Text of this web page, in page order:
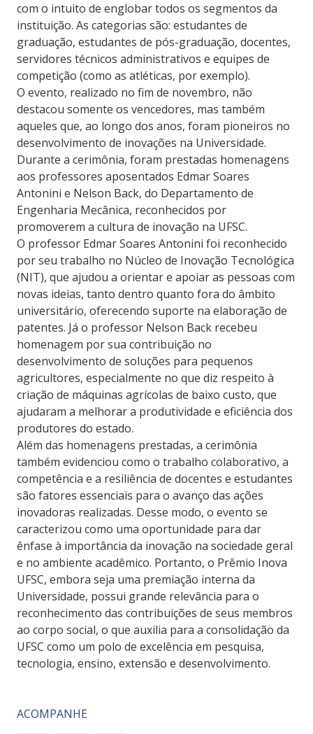
com o intuito de englobar todos os segmentos da
instituição. As categorias são: estudantes de
graduação, estudantes de pós-graduação, docentes,
servidores técnicos administrativos e equipes de
competição (como as atléticas, por exemplo).
O evento, realizado no fim de novembro, não
destacou somente os vencedores, mas também
aqueles que, ao longo dos anos, foram pioneiros no
desenvolvimento de inovações na Universidade.
Durante a cerimônia, foram prestadas homenagens
aos professores aposentados Edmar Soares
Antonini e Nelson Back, do Departamento de
Engenharia Mecânica, reconhecidos por
promoverem a cultura de inovação na UFSC.
O professor Edmar Soares Antonini foi reconhecido
por seu trabalho no Núcleo de Inovação Tecnológica
(NIT), que ajudou a orientar e apoiar as pessoas com
novas ideias, tanto dentro quanto fora do âmbito
universitário, oferecendo suporte na elaboração de
patentes. Já o professor Nelson Back recebeu
homenagem por sua contribuição no
desenvolvimento de soluções para pequenos
agricultores, especialmente no que diz respeito à
criação de máquinas agrícolas de baixo custo, que
ajudaram a melhorar a produtividade e eficiência dos
produtores do estado.
Além das homenagens prestadas, a cerimônia
também evidenciou como o trabalho colaborativo, a
competência e a resiliência de docentes e estudantes
são fatores essenciais para o avanço das ações
inovadoras realizadas. Desse modo, o evento se
caracterizou como uma oportunidade para dar
ênfase à importância da inovação na sociedade geral
e no ambiente acadêmico. Portanto, o Prêmio Inova
UFSC, embora seja uma premiação interna da
Universidade, possui grande relevância para o
reconhecimento das contribuições de seus membros
ao corpo social, o que auxilia para a consolidação da
UFSC como um polo de excelência em pesquisa,
tecnologia, ensino, extensão e desenvolvimento.
ACOMPANHE